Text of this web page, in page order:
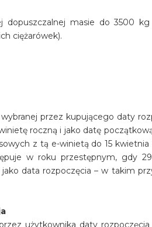
dopuszczalnej masie do 3500
ciężarówek).
przez kupującego daty
roczną i jako datę
z tą e-winietą do 15
w roku przestępnym, gdy
data rozpoczęcia – w takim
użytkownika daty